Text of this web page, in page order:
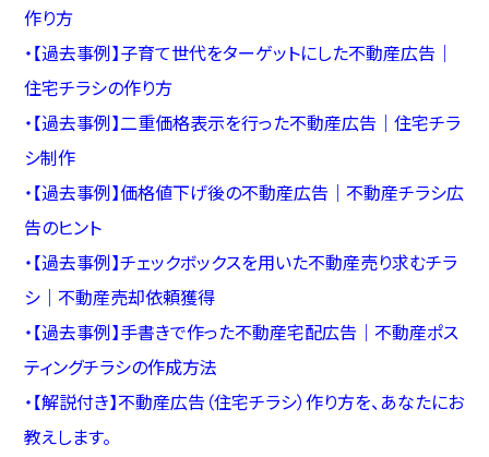
作り方
・【過去事例】子育て世代をターゲットにした不動産広告｜
住宅チラシの作り方
・【過去事例】二重価格表示を行った不動産広告｜住宅チラ
シ制作
・【過去事例】価格値下げ後の不動産広告｜不動産チラシ広
告のヒント
・【過去事例】チェックボックスを用いた不動産売り求むチラ
シ｜不動産売却依頼獲得
・【過去事例】手書きで作った不動産宅配広告｜不動産ポス
ティングチラシの作成方法
・【解説付き】不動産広告（住宅チラシ）作り方を、あなたにお
教えします。